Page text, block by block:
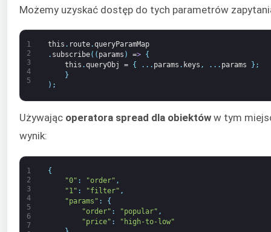
Możemy uzyskać dostęp do tych parametrów
1
2
3
4
5
this . route.queryParamMap
. subscribe( ( params ) =>
{
this .queryObj = { . . . params . keys , . . . params } ;
}
) ;
Używając operatora spread dla obiektów w tym
wynik:
1
2
3
4
5
6
7
{
"0" : "order" ,
"1" : "filter" ,
"params" :
{
"order" : "popular" ,
"price" :
"high-to-low"